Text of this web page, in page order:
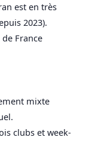
est en très
2023).
France
mixte
clubs et week-